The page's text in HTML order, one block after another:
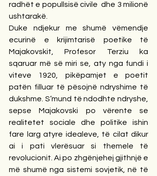
radhët e popullsisë civile  dhe 3 milionë
ushtarakë.
Duke ndjekur me shumë vëmendje
ecurinë e krijimtarisë poetike të
Majakovskit, Profesor Terziu ka
sqaruar më së miri se, aty nga fundi i
viteve 1920, pikëpamjet e poetit
patën filluar të pësojnë ndryshime të
dukshme. S’mund të ndodhte ndryshe,
sepse Majakovski po vërente se
realitetet sociale dhe politike ishin
fare larg atyre idealeve, të cilat dikur
ai i pati vlerësuar si themele të
revolucionit. Ai po zhgënjehej gjithnjë e
më shumë nga sistemi sovjetik, në të